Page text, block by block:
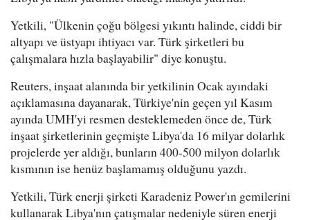
Yetkili, "Ülkenin çoğu bölgesi yıkıntı halinde, ciddi bir
altyapı ve üstyapı ihtiyacı var. Türk şirketleri bu
çalışmalara hızla başlayabilir" diye konuştu.
Reuters, inşaat alanında bir yetkilinin Ocak ayındaki
açıklamasına dayanarak, Türkiye'nin geçen yıl Kasım
ayında UMH'yi resmen desteklemeden önce de, Türk
inşaat şirketlerinin geçmişte Libya'da 16 milyar dolarlık
projelerde yer aldığı, bunların 400-500 milyon dolarlık
kısmının ise henüz başlamamış olduğunu yazdı.
Yetkili, Türk enerji şirketi Karadeniz Power'ın gemilerini
kullanarak Libya'nın çatışmalar nedeniyle süren enerji